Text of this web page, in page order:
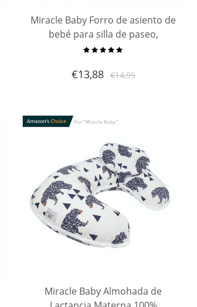
Miracle Baby Forro de asiento de
bebé para silla de paseo,
almohadilla/cojín/forro de
cara para silla de paseo y asiento
€13,88 €14,95
Miracle Baby Almohada de